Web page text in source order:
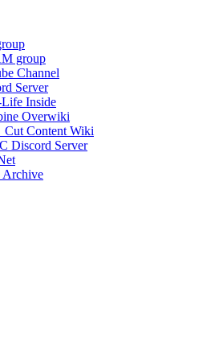
group
Channel
Server
Inside
Overwiki
Cut Content Wiki
Discord Server
Archive